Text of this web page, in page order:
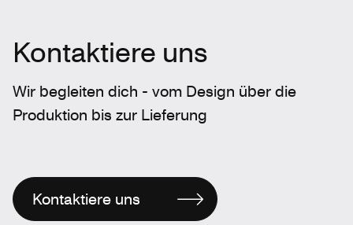
Kontaktiere uns
Wir begleiten dich - vom Design über die
Produktion bis zur Lieferung
Kontaktiere uns